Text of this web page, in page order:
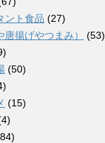
ント食品 (27)
揚げやつまみ）
(53)
(50)
(15)